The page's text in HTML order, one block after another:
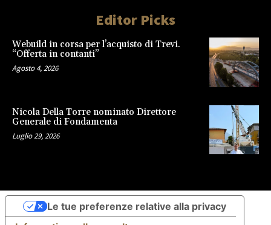
Editor Picks
Webuild in corsa per l’acquisto di Trevi.
“Offerta in contanti”
Agosto 4, 2026
Nicola Della Torre nominato Direttore
Generale di Fondamenta
Luglio 29, 2026
Le tue preferenze relative alla privacy